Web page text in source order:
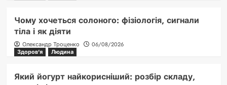
Чому хочеться солоного: фізіологія, сигнали
тіла і як діяти
Олександр Троценко
06/08/2026
Здоров'я
Людина
Який йогурт найкорисніший: розбір складу,